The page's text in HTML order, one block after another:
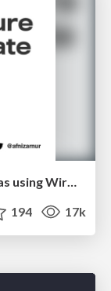
Easily Structure & Communicate Ideas using Wireframe
194 17k